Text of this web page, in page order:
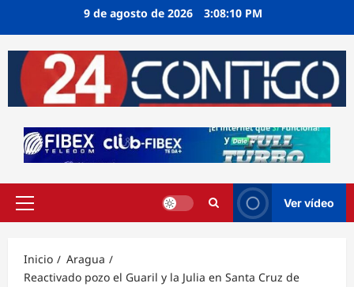
9 de agosto de 2026 3:08:10 PM
Menú
Ver vídeo
Inicio
Aragua
Reactivado pozo el Guaril y la Julia en Santa Cruz de